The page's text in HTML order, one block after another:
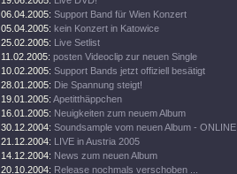
06.04.2005: Support Band für Wien Konzert
05.04.2005: kein Konzert in Katowice
25.02.2005: Live Setlist
11.02.2005: posten Videoclip zur neuen Single
10.02.2005: Support Bands jetzt offiziell besätigt
28.01.2005: Die Spannung steigt!
19.01.2005: Apetitthäppchen
16.01.2005: Neuigkeiten zum neuem Album
30.12.2004: Soundsample vom neuen Album - ONLINE
21.12.2004: LIVE in Austria 2005
14.12.2004: News zum neuen Album
20.10.2004: Release nochmals verschoben ...